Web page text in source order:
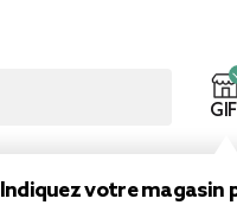
Indiquez votre magasin